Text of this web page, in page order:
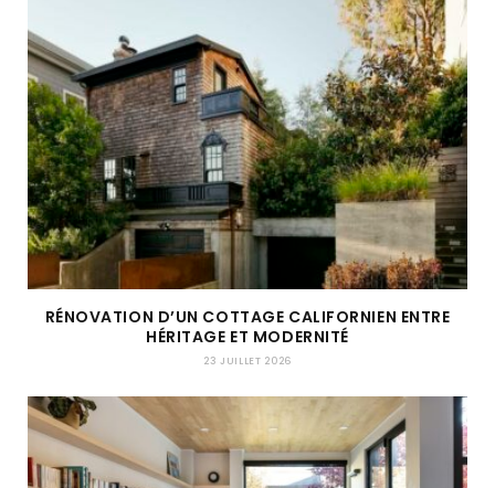
RÉNOVATION D’UN COTTAGE CALIFORNIEN ENTRE
HÉRITAGE ET MODERNITÉ
23 JUILLET 2026